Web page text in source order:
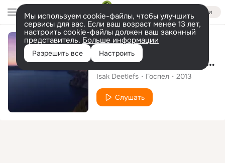
Войти
Мы используем cookie-файлы, чтобы улучшить
сервисы для вас. Если ваш возраст менее 13 лет,
настроить cookie-файлы должен ваш законный
представитель. Больше информации
Разрешить все Настроить
Альбом
Legacy - Songs of Hope & Inspiration
Isak Deetlefs Госпел 2013
Слушать